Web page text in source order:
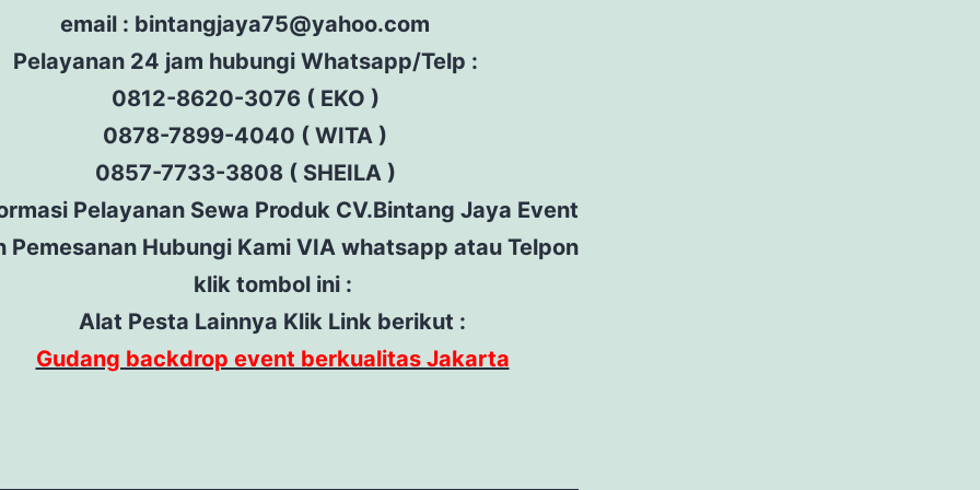
email : bintangjaya75@yahoo.com
Pelayanan 24 jam hubungi Whatsapp/Telp :
0812-8620-3076 ( EKO )
0878-7899-4040 ( WITA )
0857-7733-3808 ( SHEILA )
Pelayanan Sewa Produk CV.Bintang Jaya Event
Pemesanan Hubungi Kami VIA whatsapp atau Telpon
klik tombol ini :
Alat Pesta Lainnya Klik Link berikut :
Gudang backdrop event berkualitas Jakarta